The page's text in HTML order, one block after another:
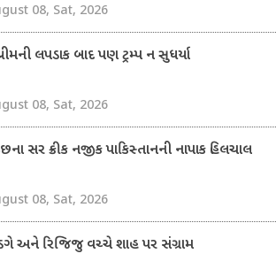
08, Sat, 2026
લપડાક બાદ પણ ટ્રમ્પ ન સુધર્યા
08, Sat, 2026
સર ક્રીક નજીક પાકિસ્તાનની નાપાક હિલચાલ
08, Sat, 2026
અને રિજિજુ વચ્ચે શાહ પર સંગ્રામ